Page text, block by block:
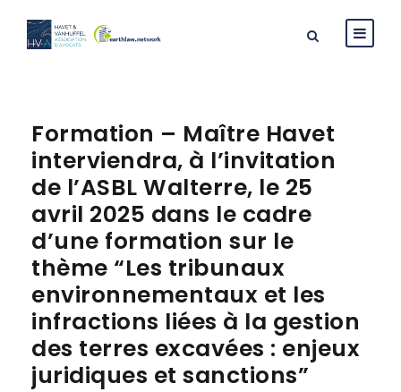
Formation – Maître Havet
interviendra, à l’invitation
de l’ASBL Walterre, le 25
avril 2025 dans le cadre
d’une formation sur le
thème “Les tribunaux
environnementaux et les
infractions liées à la gestion
des terres excavées : enjeux
juridiques et sanctions”